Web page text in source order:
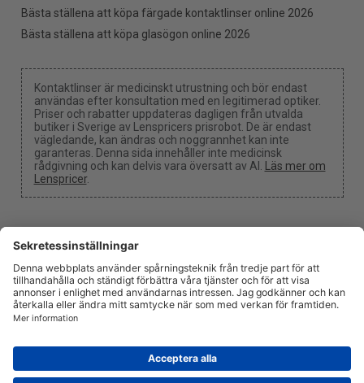
Bästa ställena att köpa färgade kontaktlinser online 2026
Bästa ställena att köpa glasögon online 2026
Kontaktlinser är medicinskt utrustning och bör endast
användas efter konsultation med en legitimerad optiker.
Priser och rabatter uppdateras dagligen från utvalda
butiker i Sverige av Lenspricers prisrobot. De är endast
vägledande, kan ändras och noggrannhet kan inte
garanteras. Denna sida innehåller inte medicinsk
rådgivning och kan delvis vara översatt av AI. Läs mer om
Lenspricer.
Cookie-inställningar
Vi kan få en provision om du använder en av våra länkar
Om ossNyheterInformationIntegritetspolicyJuridisk
info@lenspricer.se